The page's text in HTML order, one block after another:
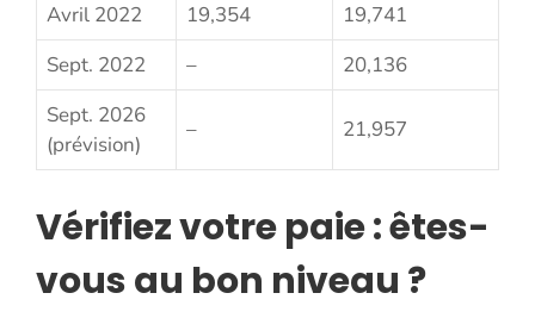
Avril 2022
19,354
19,741
Sept. 2022
–
20,136
Sept. 2026
(prévision)
– 21,957
Vérifiez votre paie : êtes-
vous au bon niveau ?